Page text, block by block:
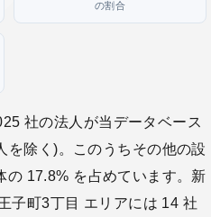
の割合
社の法人が当データベース
を除く)。このうちその他の設
の 17.8% を占めています。新
子町3丁目 エリアには 14 社